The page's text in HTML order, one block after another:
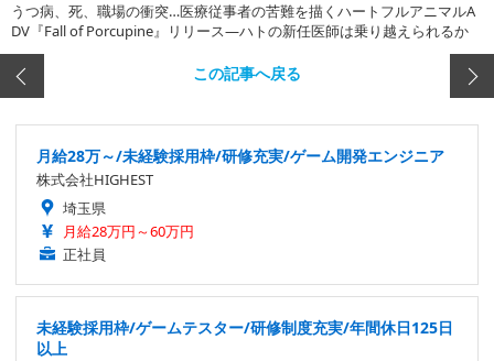
うつ病、死、職場の衝突…医療従事者の苦難を描くハートフルアニマルA
DV『Fall of Porcupine』リリース―ハトの新任医師は乗り越えられるか
この記事へ戻る
月給28万～/未経験採用枠/研修充実/ゲーム開発エンジニア
株式会社HIGHEST
埼玉県
月給28万円～60万円
正社員
未経験採用枠/ゲームテスター/研修制度充実/年間休日125日
以上